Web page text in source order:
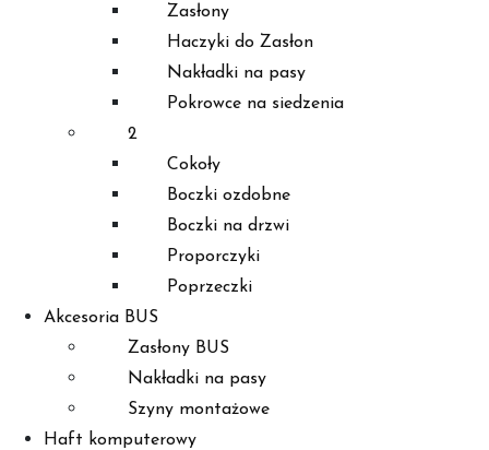
Zasłony
Haczyki do Zasłon
Nakładki na pasy
Pokrowce na siedzenia
2
Cokoły
Boczki ozdobne
Boczki na drzwi
Proporczyki
Poprzeczki
Akcesoria BUS
Zasłony BUS
Nakładki na pasy
Szyny montażowe
Haft komputerowy